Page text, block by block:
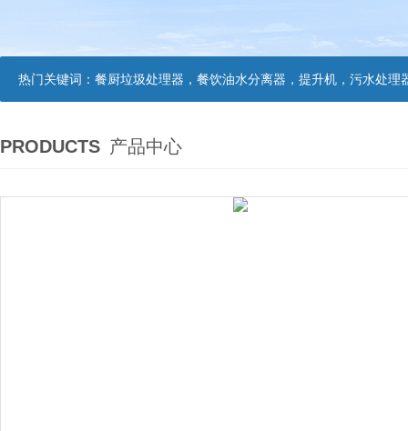
热门关键词： 餐厨垃圾处理器，餐饮油水分离器，提升机，污水处理
PRODUCTS 产品中心